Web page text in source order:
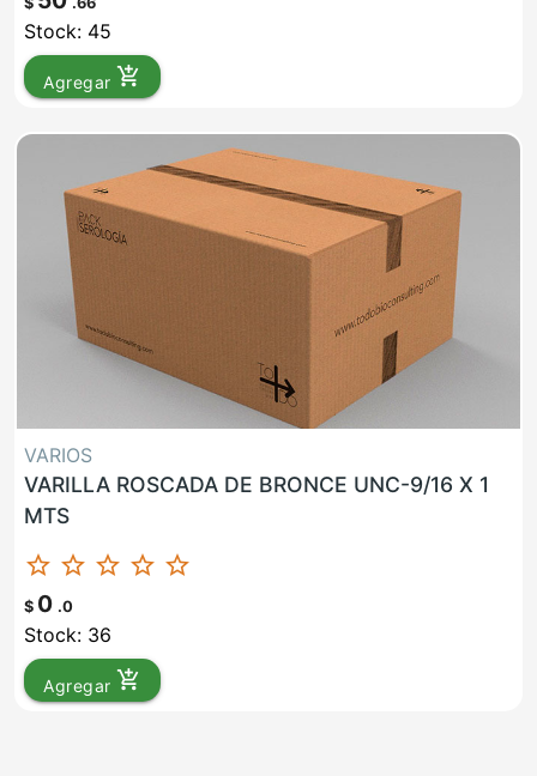
Stock: 45
Agregar add_shopping_cart
VARIOS
VARILLA ROSCADA DE BRONCE UNC-9/16 X 1
MTS
star_border star_border star_border star_border star_border
$ 0 .0
Stock: 36
Agregar add_shopping_cart